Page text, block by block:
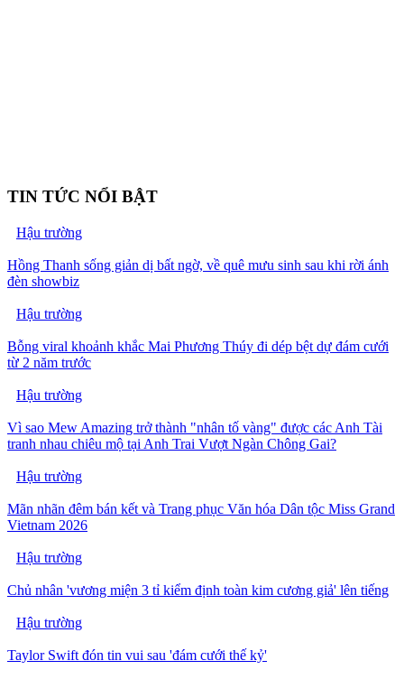
TIN TỨC NỔI BẬT
Hậu trường
Hồng Thanh sống giản dị bất ngờ, về quê mưu sinh sau khi rời ánh
đèn showbiz
Hậu trường
Bỗng viral khoảnh khắc Mai Phương Thúy đi dép bệt dự đám cưới
từ 2 năm trước
Hậu trường
Vì sao Mew Amazing trở thành "nhân tố vàng" được các Anh Tài
tranh nhau chiêu mộ tại Anh Trai Vượt Ngàn Chông Gai?
Hậu trường
Mãn nhãn đêm bán kết và Trang phục Văn hóa Dân tộc Miss Grand
Vietnam 2026
Hậu trường
Chủ nhân 'vương miện 3 tỉ kiểm định toàn kim cương giả' lên tiếng
Hậu trường
Taylor Swift đón tin vui sau 'đám cưới thế kỷ'